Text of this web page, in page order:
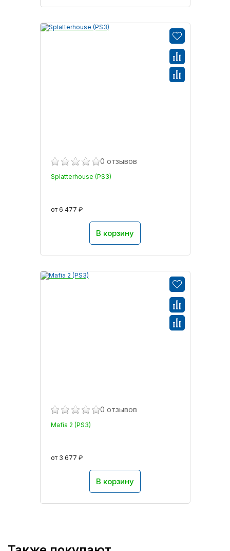
0 отзывов
Splatterhouse (PS3)
от 6 477 ₽
В корзину
0 отзывов
Mafia 2 (PS3)
от 3 677 ₽
В корзину